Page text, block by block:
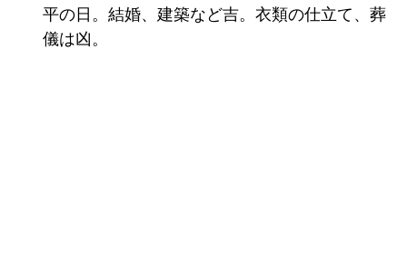
平の日。結婚、建築など吉。衣類の仕立て、葬
儀は凶。